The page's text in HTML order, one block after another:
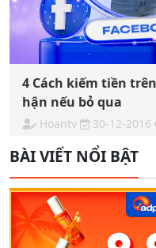
4 Cách kiếm tiền
hận nếu bỏ qua
Hoantv 30-12-2016
BÀI VIẾT NỔI BẬT